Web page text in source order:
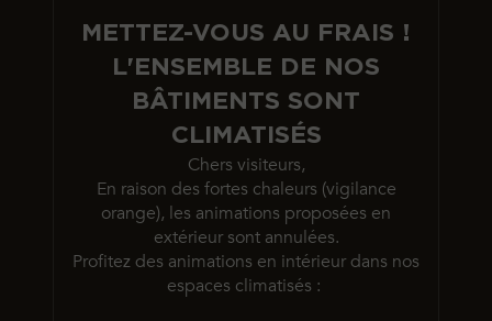
METTEZ-VOUS AU FRAIS !
L'ENSEMBLE DE NOS
BÂTIMENTS SONT
CLIMATISÉS
Chers visiteurs,
En raison des fortes chaleurs (vigilance
orange), les animations proposées en
extérieur sont annulées.
Profitez des animations en intérieur dans nos
espaces climatisés :